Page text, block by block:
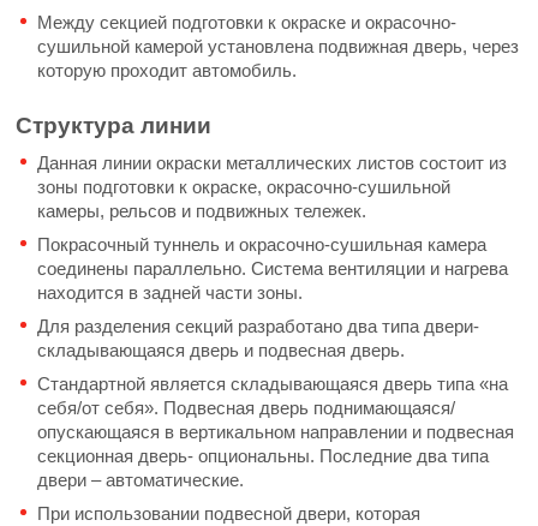
Между секцией подготовки к окраске и окрасочно-
сушильной камерой установлена подвижная дверь, через
которую проходит автомобиль.
Структура линии
Данная линии окраски металлических листов состоит из
зоны подготовки к окраске, окрасочно-сушильной
камеры, рельсов и подвижных тележек.
Покрасочный туннель и окрасочно-сушильная камера
соединены параллельно. Система вентиляции и нагрева
находится в задней части зоны.
Для разделения секций разработано два типа двери-
складывающаяся дверь и подвесная дверь.
Стандартной является складывающаяся дверь типа «на
себя/от себя». Подвесная дверь поднимающаяся/
опускающаяся в вертикальном направлении и подвесная
секционная дверь- опциональны. Последние два типа
двери – автоматические.
При использовании подвесной двери, которая